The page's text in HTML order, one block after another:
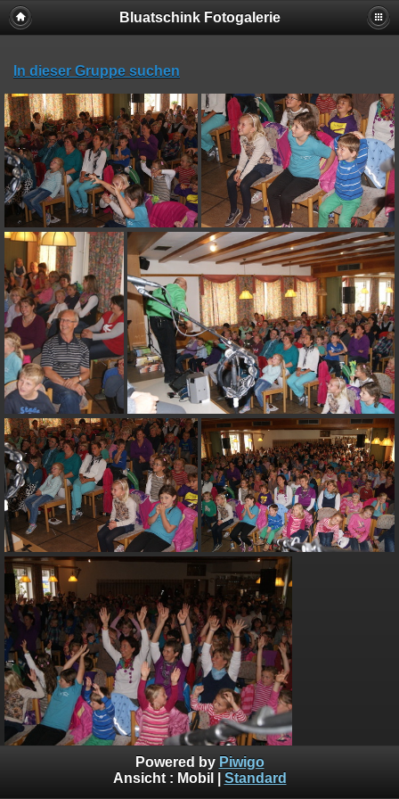
Bluatschink Fotogalerie
In dieser Gruppe suchen
Powered by Piwigo
Ansicht : Mobil Standard